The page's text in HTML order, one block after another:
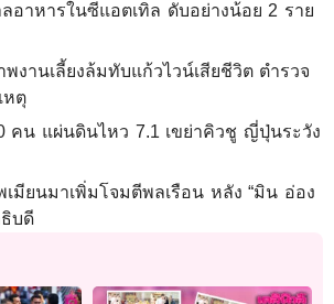
ลอาหารในซีแอตเทิล ดับอย่างน้อย 2 ราย
พงานเลี้ยงล้มทับแก้วไวน์เสียชีวิต ตำรวจ
หตุ
คน แผ่นดินไหว 7.1 เขย่าคิวชู ญี่ปุ่นระวัง
เมียนมาเพิ่มโจมตีพลเรือน หลัง “มิน อ่อง
บดี